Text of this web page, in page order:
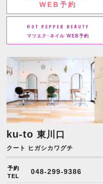
WEB予約
HOT PEPPER BEAUTY
マツエク･ネイル WEB予約
ku-to東川口
クート ヒガシカワグチ
予約
TEL
048-299-9386